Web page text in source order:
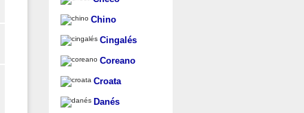
Chino
Cingalés
Coreano
Croata
Danés